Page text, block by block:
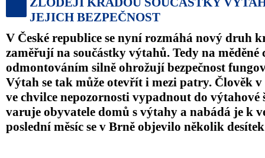
JEJICH BEZPEČNOST
V České republice se nyní rozmáhá nový druh
zaměřují na součástky výtahů. Tedy na měděné
odmontováním silně ohrožují bezpečnost
Výtah se tak může otevřít i mezi patry. Člověk
ve chvilce nepozornosti vypadnout do výtahové
varuje obyvatele domů s výtahy a nabádá je k
poslední měsíc se v Brně objevilo několik